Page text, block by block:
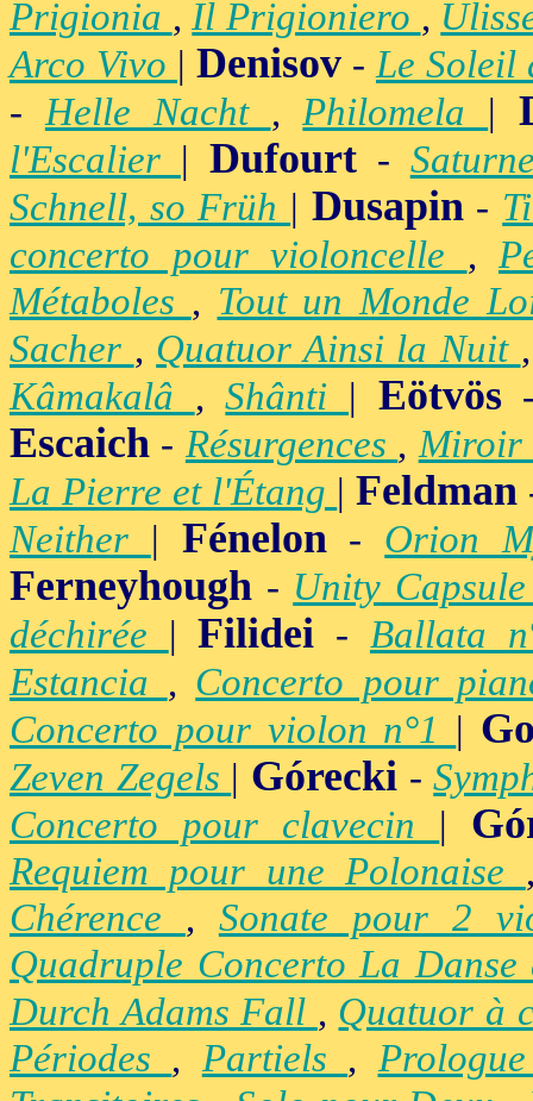
Prigionia ,Il Prigioniero ,
Arco Vivo | Denisov -Le Soleil
-Helle Nacht ,Philomela |
l'Escalier | Dufourt-
Schnell, so Früh | Dusapin-
concerto pour violoncelle ,
Métaboles , Tout un Monde
Sacher , Quatuor Ainsi la Nuit
Kâmakalâ ,Shânti | Eötvös
Escaich - Résurgences ,Miroir
La Pierre et l'Étang |Feldman
Neither | Fénelon- Orion
Ferneyhough - Unity
déchirée |Filidei - Ballata
Estancia , Concerto pour
Concerto pour violon n°1 |
Zeven Zegels | Górecki-
Concerto pour clavecin |
Requiem pour une Polonaise
Chérence , Sonate pour 2
Quadruple Concerto La
Durch Adams Fall , Quatuor à
Périodes , Partiels ,